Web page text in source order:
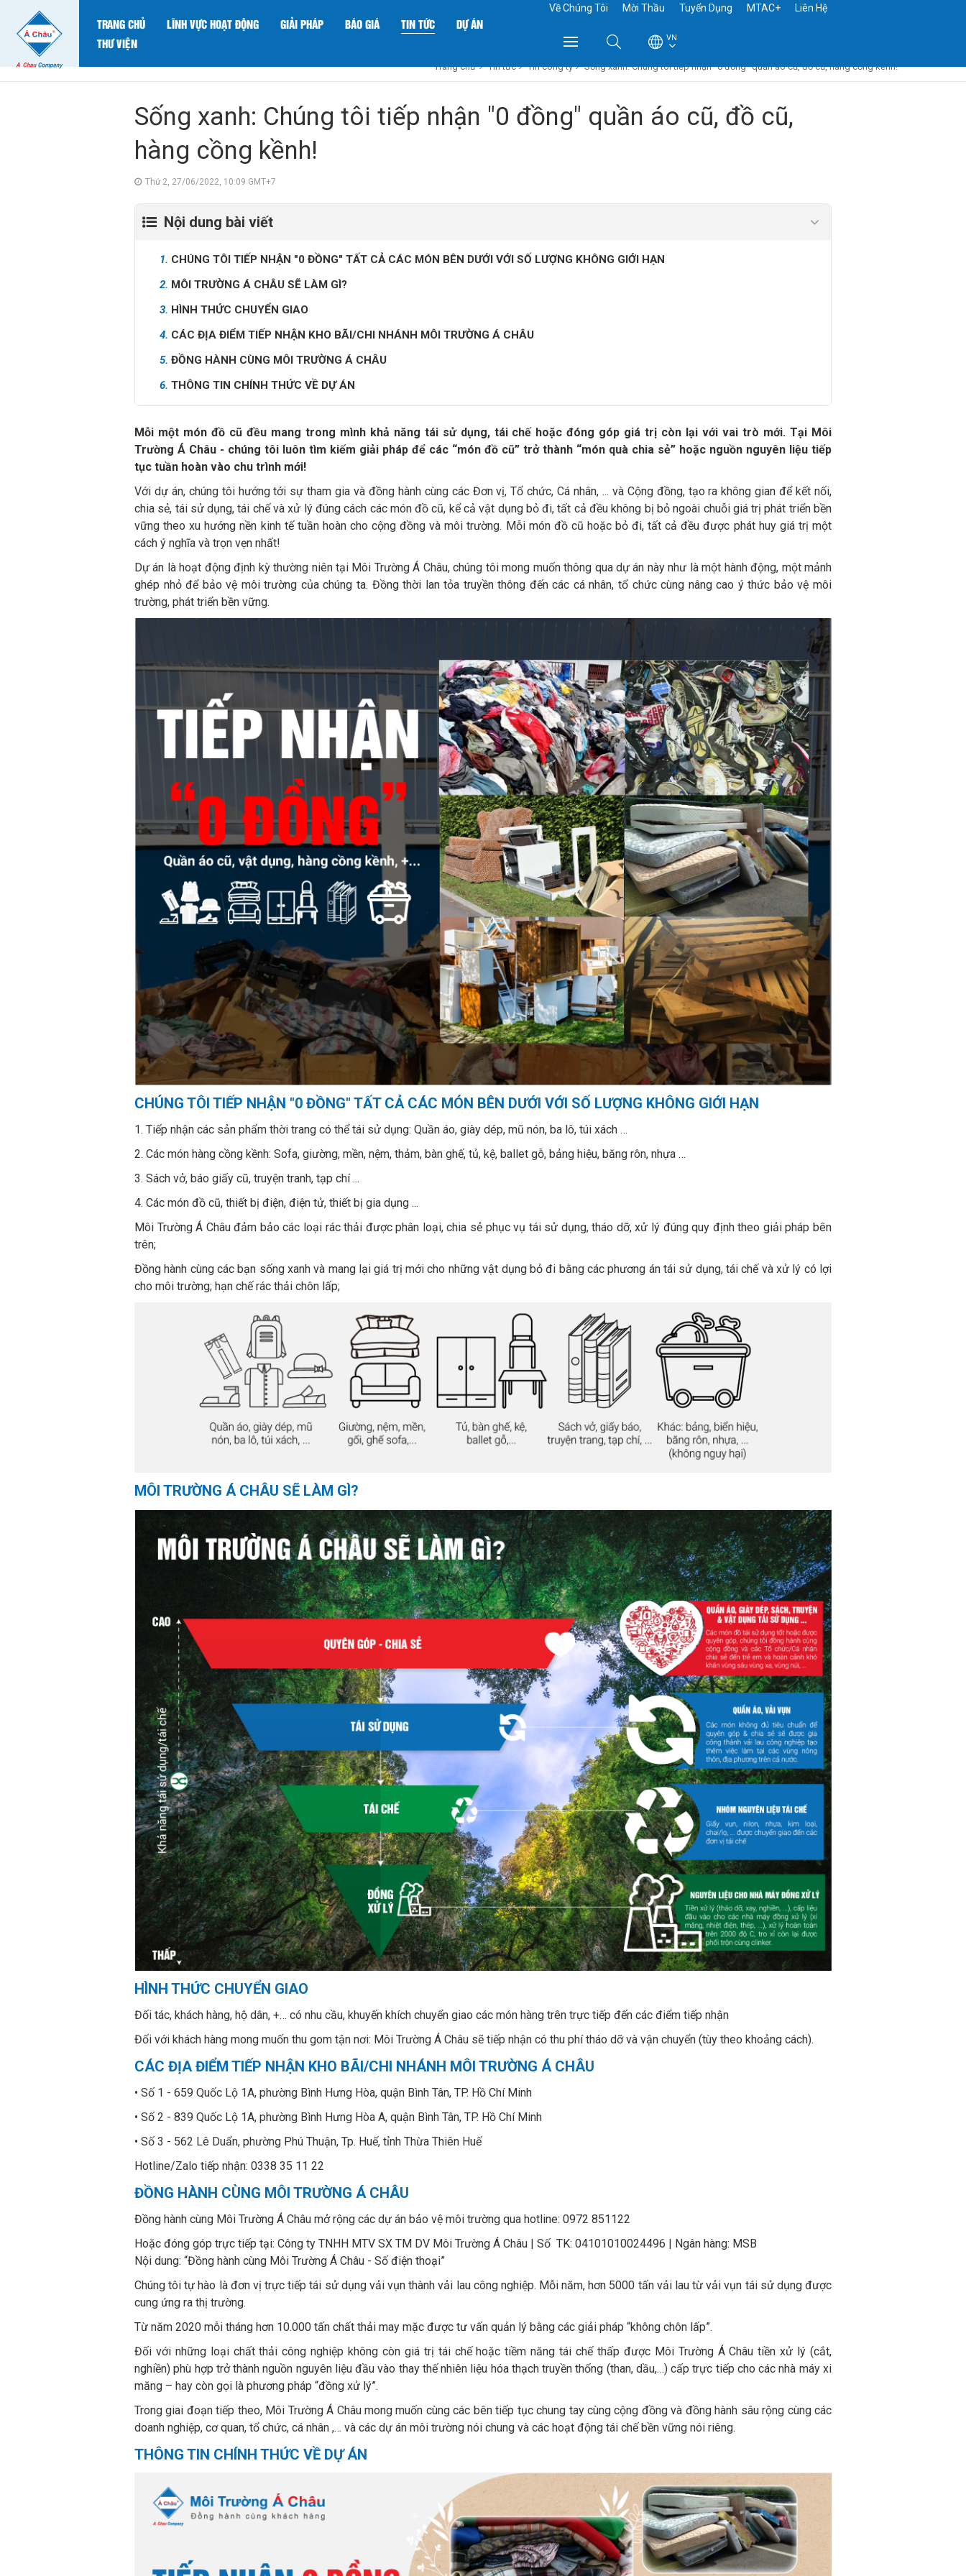
TRANG CHỦ LĨNH VỰC HOẠT ĐỘNG GIẢI PHÁP BÁO GIÁ TIN TỨC
DỰ ÁN
THƯ VIỆN
Về Chúng Tôi Mời Thầu Tuyển Dụng MTAC+ Liên Hệ
VN
Trang chủ Tin tức Tin công ty Sống xanh: Chúng tôi tiếp nhận "0 đồng" quần áo cũ, đồ cũ, hàng cồng kềnh!
Sống xanh: Chúng tôi tiếp nhận "0 đồng" quần áo cũ, đồ cũ,
hàng cồng kềnh!
Thứ 2, 27/06/2022, 10:09 GMT+7
Nội dung bài viết
1. CHÚNG TÔI TIẾP NHẬN "0 ĐỒNG" TẤT CẢ CÁC MÓN BÊN DƯỚI VỚI SỐ LƯỢNG KHÔNG GIỚI HẠN
2. MÔI TRƯỜNG Á CHÂU SẼ LÀM GÌ?
3. HÌNH THỨC CHUYỂN GIAO
4. CÁC ĐỊA ĐIỂM TIẾP NHẬN KHO BÃI/CHI NHÁNH MÔI TRƯỜNG Á CHÂU
5. ĐỒNG HÀNH CÙNG MÔI TRƯỜNG Á CHÂU
6. THÔNG TIN CHÍNH THỨC VỀ DỰ ÁN
Mỗi một món đồ cũ đều mang trong mình khả năng tái sử dụng, tái chế hoặc đóng góp giá trị còn lại với vai trò mới. Tại Môi
Trường Á Châu - chúng tôi luôn tìm kiếm giải pháp để các “món đồ cũ” trở thành “món quà chia sẻ” hoặc nguồn nguyên liệu tiếp
tục tuần hoàn vào chu trình mới!
Với dự án, chúng tôi hướng tới sự tham gia và đồng hành cùng các Đơn vị, Tổ chức, Cá nhân, ... và Cộng đồng, tạo ra không gian để kết nối,
chia sẻ, tái sử dụng, tái chế và xử lý đúng cách các món đồ cũ, kể cả vật dụng bỏ đi, tất cả đều không bị bỏ ngoài chuỗi giá trị phát triển bền
vững theo xu hướng nền kinh tế tuần hoàn cho cộng đồng và môi trường. Mỗi món đồ cũ hoặc bỏ đi, tất cả đều được phát huy giá trị một
cách ý nghĩa và trọn vẹn nhất!
Dự án là hoạt động định kỳ thường niên tại Môi Trường Á Châu, chúng tôi mong muốn thông qua dự án này như là một hành động, một mảnh
ghép nhỏ để bảo vệ môi trường của chúng ta. Đồng thời lan tỏa truyền thông đến các cá nhân, tổ chức cùng nâng cao ý thức bảo vệ môi
trường, phát triển bền vững.
CHÚNG TÔI TIẾP NHẬN "0 ĐỒNG" TẤT CẢ CÁC MÓN BÊN DƯỚI VỚI SỐ LƯỢNG KHÔNG GIỚI HẠN
1. Tiếp nhận các sản phẩm thời trang có thể tái sử dụng: Quần áo, giày dép, mũ nón, ba lô, túi xách …
2. Các món hàng cồng kềnh: Sofa, giường, mền, nệm, thảm, bàn ghế, tủ, kệ, ballet gỗ, bảng hiệu, băng rôn, nhựa …
3. Sách vở, báo giấy cũ, truyện tranh, tạp chí ...
4. Các món đồ cũ, thiết bị điện, điện tử, thiết bị gia dụng ...
Môi Trường Á Châu đảm bảo các loại rác thải được phân loại, chia sẻ phục vụ tái sử dụng, tháo dỡ, xử lý đúng quy định theo giải pháp bên
trên;
Đồng hành cùng các bạn sống xanh và mang lại giá trị mới cho những vật dụng bỏ đi bằng các phương án tái sử dụng, tái chế và xử lý có lợi
cho môi trường; hạn chế rác thải chôn lấp;
MÔI TRƯỜNG Á CHÂU SẼ LÀM GÌ?
HÌNH THỨC CHUYỂN GIAO
Đối tác, khách hàng, hộ dân, +… có nhu cầu, khuyến khích chuyển giao các món hàng trên trực tiếp đến các điểm tiếp nhận
Đối với khách hàng mong muốn thu gom tận nơi: Môi Trường Á Châu sẽ tiếp nhận có thu phí tháo dỡ và vận chuyển (tùy theo khoảng cách).
CÁC ĐỊA ĐIỂM TIẾP NHẬN KHO BÃI/CHI NHÁNH MÔI TRƯỜNG Á CHÂU
• Số 1 - 659 Quốc Lộ 1A, phường Bình Hưng Hòa, quận Bình Tân, TP. Hồ Chí Minh
• Số 2 - 839 Quốc Lộ 1A, phường Bình Hưng Hòa A, quận Bình Tân, TP. Hồ Chí Minh
• Số 3 - 562 Lê Duẩn, phường Phú Thuận, Tp. Huế, tỉnh Thừa Thiên Huế
Hotline/Zalo tiếp nhận: 0338 35 11 22
ĐỒNG HÀNH CÙNG MÔI TRƯỜNG Á CHÂU
Đồng hành cùng Môi Trường Á Châu mở rộng các dự án bảo vệ môi trường qua hotline: 0972 851122
Hoặc đóng góp trực tiếp tại: Công ty TNHH MTV SX TM DV Môi Trường Á Châu | Số TK: 04101010024496 | Ngân hàng: MSB
Nội dung: “Đồng hành cùng Môi Trường Á Châu - Số điện thoại”
Chúng tôi tự hào là đơn vị trực tiếp tái sử dụng vải vụn thành vải lau công nghiệp. Mỗi năm, hơn 5000 tấn vải lau từ vải vụn tái sử dụng được
cung ứng ra thị trường.
Từ năm 2020 mỗi tháng hơn 10.000 tấn chất thải may mặc được tư vấn quản lý bằng các giải pháp “không chôn lấp”.
Đối với những loại chất thải công nghiệp không còn giá trị tái chế hoặc tiềm năng tái chế thấp được Môi Trường Á Châu tiền xử lý (cắt,
nghiền) phù hợp trở thành nguồn nguyên liệu đầu vào thay thế nhiên liệu hóa thạch truyền thống (than, dầu,…) cấp trực tiếp cho các nhà máy xi
măng – hay còn gọi là phương pháp “đồng xử lý”.
Trong giai đoạn tiếp theo, Môi Trường Á Châu mong muốn cùng các bên tiếp tục chung tay cùng cộng đồng và đồng hành sâu rộng cùng các
doanh nghiệp, cơ quan, tổ chức, cá nhân ,… và các dự án môi trường nói chung và các hoạt động tái chế bền vững nói riêng.
THÔNG TIN CHÍNH THỨC VỀ DỰ ÁN